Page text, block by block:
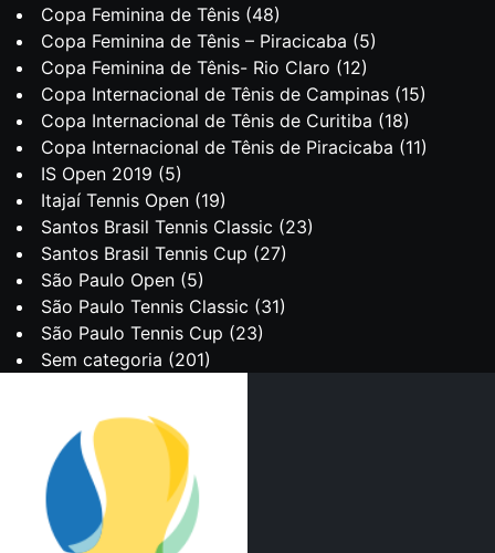
Copa Feminina de Tênis (48)
Copa Feminina de Tênis – Piracicaba (5)
Copa Feminina de Tênis- Rio Claro (12)
Copa Internacional de Tênis de Campinas (15)
Copa Internacional de Tênis de Curitiba (18)
Copa Internacional de Tênis de Piracicaba (11)
IS Open 2019 (5)
Itajaí Tennis Open (19)
Santos Brasil Tennis Classic (23)
Santos Brasil Tennis Cup (27)
São Paulo Open (5)
São Paulo Tennis Classic (31)
São Paulo Tennis Cup (23)
Sem categoria (201)